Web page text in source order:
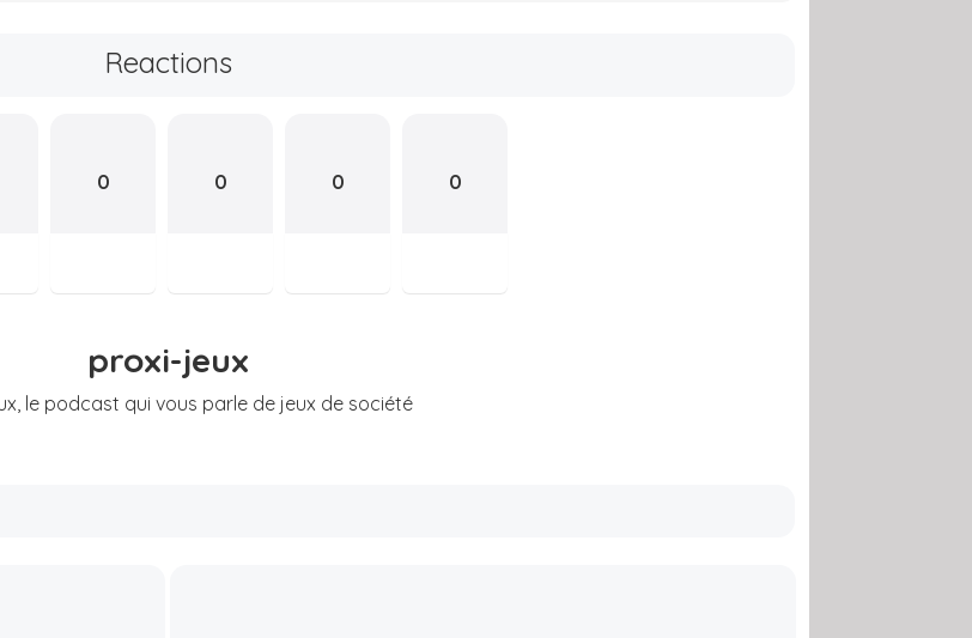
Reactions
0 0 0 0
proxi-jeux
le podcast qui vous parle de jeux de société